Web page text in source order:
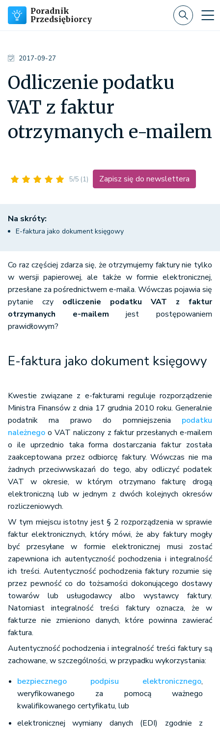
Poradnik
Przedsiębiorcy
2017-09-27
Odliczenie podatku
VAT z faktur
otrzymanych e-mailem
5/5 (1) Zapisz się do newslettera
Na skróty:
E-faktura jako dokument księgowy
Co raz częściej zdarza się, że otrzymujemy faktury nie tylko
w wersji papierowej, ale także w formie elektronicznej,
przesłane za pośrednictwem e-maila. Wówczas pojawia się
pytanie czy odliczenie podatku VAT z faktur
otrzymanych e-mailem jest postępowaniem
prawidłowym?
E-faktura jako dokument księgowy
Kwestie związane z e-fakturami reguluje rozporządzenie
Ministra Finansów z dnia 17 grudnia 2010 roku. Generalnie
podatnik ma prawo do pomniejszenia podatku
należnego o VAT naliczony z faktur przesłanych e-mailem
o ile uprzednio taka forma dostarczania faktur została
zaakceptowana przez odbiorcę faktury. Wówczas nie ma
żadnych przeciwwskazań do tego, aby odliczyć podatek
VAT w okresie, w którym otrzymano fakturę drogą
elektroniczną lub w jednym z dwóch kolejnych okresów
rozliczeniowych.
W tym miejscu istotny jest § 2 rozporządzenia w sprawie
faktur elektronicznych, który mówi, że aby faktury mogły
być przesyłane w formie elektronicznej musi zostać
zapewniona ich autentyczność pochodzenia i integralność
ich treści. Autentyczność pochodzenia faktury rozumie się
przez pewność co do tożsamości dokonującego dostawy
towarów lub usługodawcy albo wystawcy faktury.
Natomiast integralność treści faktury oznacza, że w
fakturze nie zmieniono danych, które powinna zawierać
faktura.
Autentyczność pochodzenia i integralność treści faktury są
zachowane, w szczególności, w przypadku wykorzystania:
bezpiecznego podpisu elektronicznego,
weryfikowanego za pomocą ważnego
kwalifikowanego certyfikatu, lub
elektronicznej wymiany danych (EDI) zgodnie z